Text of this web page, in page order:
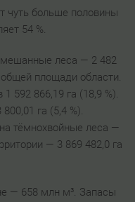
чуть больше половины
54 %.
леса — 2 482
общей площади области.
592 866,19 га (18,9 %).
га (5,4 %).
тёмнохвойные леса —
— 3 869 482,0 га
— 658 млн м³. Запасы